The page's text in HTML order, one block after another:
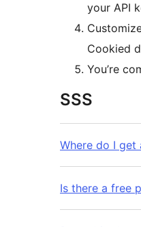
your API
Cookied
You’re
SSS
Where do I get
Is there a free